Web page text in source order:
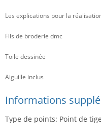
Les explications pour la
Fils de broderie dmc
Toile dessinée
Aiguille inclus
Informations
Type de points: Point de